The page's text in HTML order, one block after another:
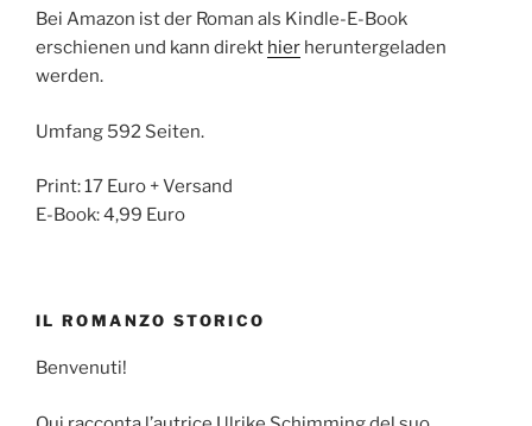
Bei Amazon ist der Roman als Kindle-E-Book
erschienen und kann direkt hier heruntergeladen
werden.
Umfang 592 Seiten.
Print: 17 Euro + Versand
E-Book: 4,99 Euro
IL ROMANZO STORICO
Benvenuti!